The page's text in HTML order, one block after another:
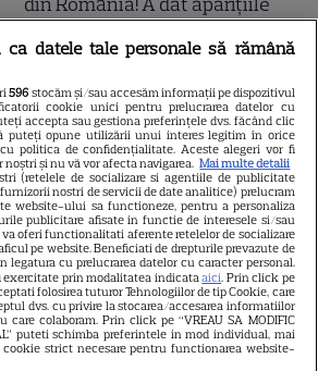
i-a devenit cel mai de preț
accesoriu! Uită-te bine la ea, îți
dai seama cine e în poză? Ai
văzut-o ani de zile la TV!!
ca datele tale personale să rămână
596 stocăm și/sau accesăm informații pe dispozitivul
cookie unici pentru prelucrarea datelor cu
accepta sau gestiona preferințele dvs. făcând clic
puteți opune utilizării unui interes legitim în orice
politica de confidențialitate. Aceste alegeri vor fi
și nu vă vor afecta navigarea. Mai multe detalii
(retelele de socializare si agentiile de publicitate
nostri de servicii de date analitice) prelucram
website-ului sa functioneze, pentru a personaliza
publicitare afisate in functie de interesele si/sau
va oferi functionalitati aferente retelelor de socializare
pe website. Beneficiati de drepturile prevazute de
legatura cu prelucrarea datelor cu caracter personal.
exercitate prin modalitatea indicataaici. Prin click pe
folosirea tuturor Tehnologiilor de tip Cookie, care
dvs. cu privire la stocarea/accesarea informatiilor
care colaboram. Prin click pe “VREAU SA MODIFIC
puteti schimba preferintele in mod individual, mai
strict necesare pentru functionarea website-